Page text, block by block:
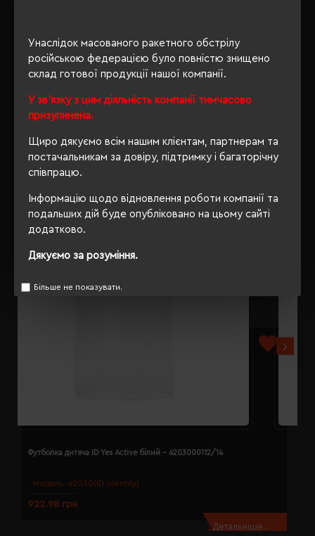
Унаслідок масованого ракетного обстрілу
російською федерацією було повністю знищено
склад готової продукції нашої компанії.
У зв'язку з цим діяльність компанії тимчасово
призупинена.
Щиро дякуємо всім нашим клієнтам, партнерам та
постачальникам за довіру, підтримку і багаторічну
співпрацю.
Інформацію щодо відновлення роботи компанії та
подальших дій буде опубліковано на цьому сайті
додатково.
Дякуємо за розуміння.
Більше не показувати.
ОПИС
РЕКОМЕНДУЄМО
Модель: 42030(ID identity)
Футболка дитяча ID Yes Active білий - 4203000112/14
922.98 грн
Детальніше...